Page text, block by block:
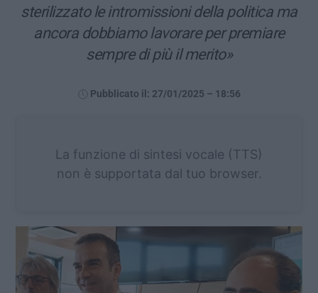
sterilizzato le intromissioni della politica ma
ancora dobbiamo lavorare per premiare
sempre di più il merito»
Pubblicato il: 27/01/2025 – 18:56
La funzione di sintesi vocale (TTS)
non è supportata dal tuo browser.